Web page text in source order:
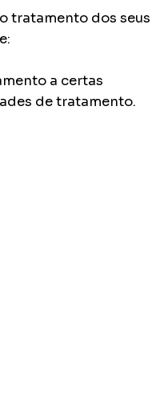
tratamento dos seus
a certas
de tratamento.